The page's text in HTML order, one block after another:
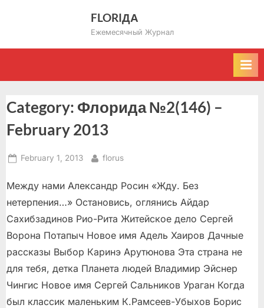
FLORIДА
Ежемесячный Журнал
Category: Флорида №2(146) –
February 2013
Posted
February 1, 2013 By
florus
Между нами Александр Росин «Жду. Без
нетерпения…» Остановись, оглянись Айдар
Сахибзадинов Рио-Рита Житейское дело Сергей
Ворона Потапыч Новое имя Адель Хаиров Дачные
рассказы Выбор Каринэ Арутюнова Эта страна не
для тебя, детка Планета людей Владимир Эйснер
Чингис Новое имя Сергей Сальников Ураган Когда
был классик маленьким К.Рамсеев-Убыхов Борис